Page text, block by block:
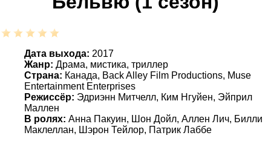
Дата выхода: 2017
Жанр: Драма, мистика, триллер
Страна: Канада, Back Alley Film Productions, Muse
Entertainment Enterprises
Режиссёр: Эдриэнн Митчелл, Ким Нгуйен, Эйприл
Маллен
В ролях: Анна Пакуин, Шон Дойл, Аллен Лич, Билли
Маклеллан, Шэрон Тейлор, Патрик Лаббе